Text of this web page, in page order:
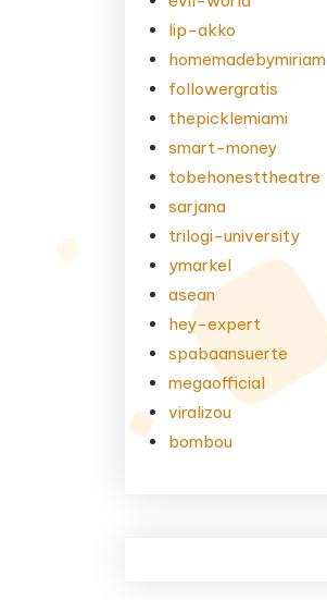
lip-akko
homemadebymiriam
followergratis
thepicklemiami
smart-money
tobehonesttheatre
sarjana
trilogi-university
ymarkel
asean
hey-expert
spabaansuerte
megaofficial
viralizou
bombou